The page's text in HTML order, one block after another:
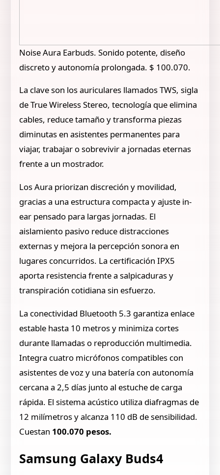
Noise Aura Earbuds. Sonido potente, diseño
discreto y autonomía prolongada. $ 100.070.
La clave son los auriculares llamados TWS, sigla
de True Wireless Stereo, tecnología que elimina
cables, reduce tamaño y transforma piezas
diminutas en asistentes permanentes para
viajar, trabajar o sobrevivir a jornadas eternas
frente a un mostrador.
Los Aura priorizan discreción y movilidad,
gracias a una estructura compacta y ajuste in-
ear pensado para largas jornadas. El
aislamiento pasivo reduce distracciones
externas y mejora la percepción sonora en
lugares concurridos. La certificación IPX5
aporta resistencia frente a salpicaduras y
transpiración cotidiana sin esfuerzo.
La conectividad Bluetooth 5.3 garantiza enlace
estable hasta 10 metros y minimiza cortes
durante llamadas o reproducción multimedia.
Integra cuatro micrófonos compatibles con
asistentes de voz y una batería con autonomía
cercana a 2,5 días junto al estuche de carga
rápida. El sistema acústico utiliza diafragmas de
12 milímetros y alcanza 110 dB de sensibilidad.
Cuestan 100.070 pesos.
Samsung Galaxy Buds4